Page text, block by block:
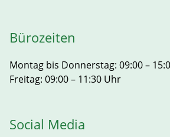
Bürozeiten
Montag bis Donnerstag: 09:00 –
Freitag: 09:00 – 11:30 Uhr
Social Media